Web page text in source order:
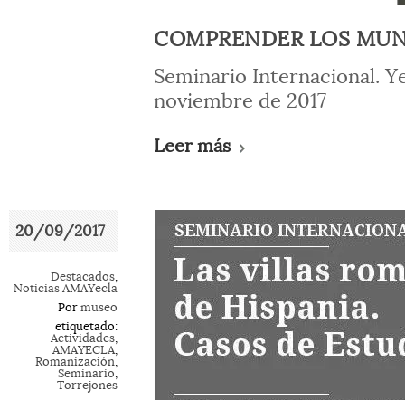
COMPRENDER LOS
Seminario Internacional.
noviembre de 2017
Leer más
20/09/2017
Destacados,
Noticias AMAYecla
Por museo
etiquetado:
Actividades,
AMAYECLA,
Romanización,
Seminario,
Torrejones